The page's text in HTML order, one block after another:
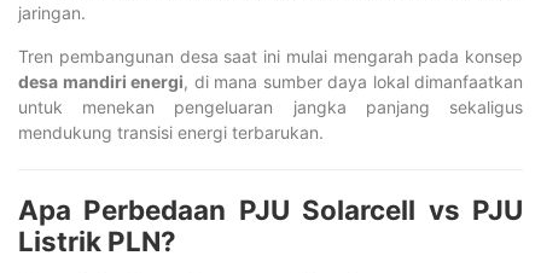
jaringan.
Tren pembangunan desa saat ini mulai mengarah pada konsep
desa mandiri energi, di mana sumber daya lokal dimanfaatkan
untuk menekan pengeluaran jangka panjang sekaligus
mendukung transisi energi terbarukan.
Apa Perbedaan PJU Solarcell vs PJU
Listrik PLN?